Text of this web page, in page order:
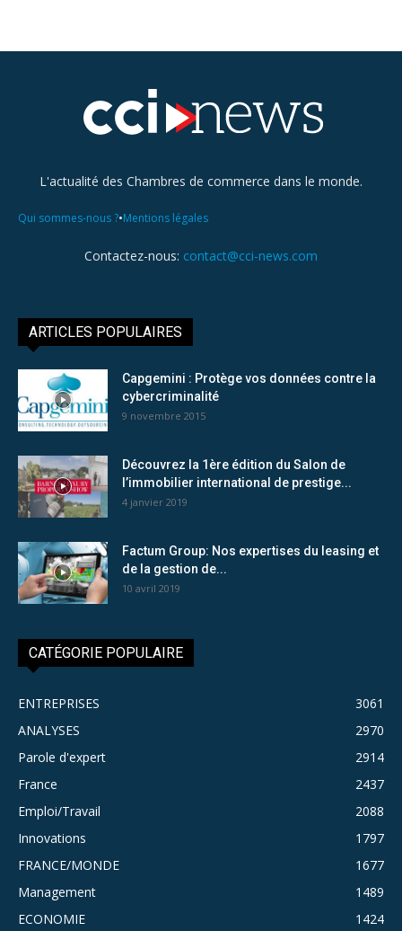
L'actualité des Chambres de commerce dans le monde.
Qui sommes-nous ?•Mentions légales
Contactez-nous: contact@cci-news.com
ARTICLES POPULAIRES
Capgemini : Protège vos données contre la
cybercriminalité
9 novembre 2015
Découvrez la 1ère édition du Salon de
l’immobilier international de prestige...
4 janvier 2019
Factum Group: Nos expertises du leasing et
de la gestion de...
10 avril 2019
CATÉGORIE POPULAIRE
ENTREPRISES
3061
ANALYSES
2970
Parole d'expert
2914
France
2437
Emploi/Travail
2088
Innovations
1797
FRANCE/MONDE
1677
Management
1489
ECONOMIE
1424